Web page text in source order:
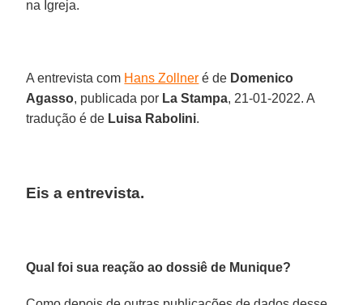
na Igreja.
A entrevista com Hans Zollner é de Domenico
Agasso, publicada por La Stampa, 21-01-2022. A
tradução é de Luisa Rabolini.
Eis a entrevista.
Qual foi sua reação ao dossiê de Munique?